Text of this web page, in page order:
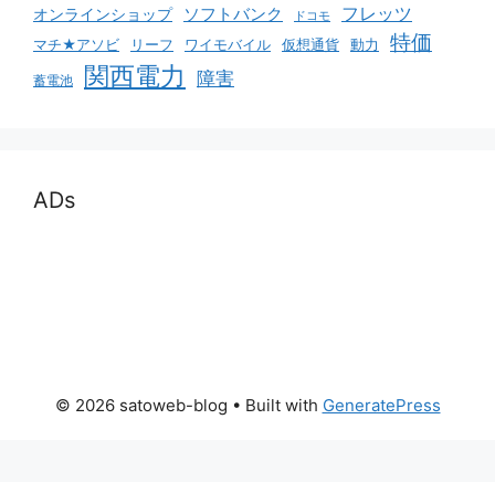
オンラインショップ ソフトバンク ドコモ フレッツ
マチ★アソビ リーフ ワイモバイル 仮想通貨 動力 特価
蓄電池 関西電力 障害
ADs
© 2026 satoweb-blog • Built with GeneratePress